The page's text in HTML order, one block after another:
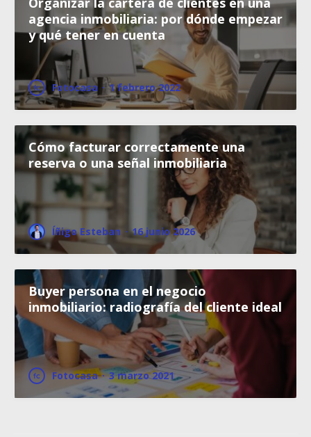
agencia inmobiliaria: por dónde empezar
y qué tener en cuenta
Fotocasa · 1 febrero 2022
Cómo facturar correctamente una
reserva o una señal inmobiliaria
Íñigo Esteban · 16 junio 2026
Buyer persona en el negocio
inmobiliario: radiografía del cliente ideal
Fotocasa · 3 marzo 2021